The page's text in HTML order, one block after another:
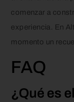
comenzar a
experiencia. En
momento un
FAQ
¿Qué es